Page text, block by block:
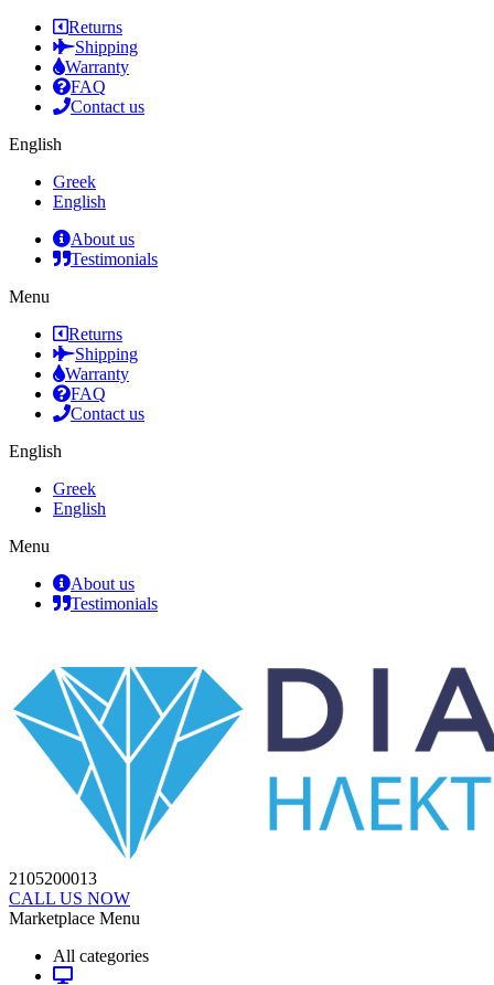
Returns
Shipping
Warranty
FAQ
Contact us
English
Greek
English
About us
Testimonials
Menu
Returns
Shipping
Warranty
FAQ
Contact us
English
Greek
English
Menu
About us
Testimonials
2105200013
CALL US NOW
Marketplace Menu
All categories